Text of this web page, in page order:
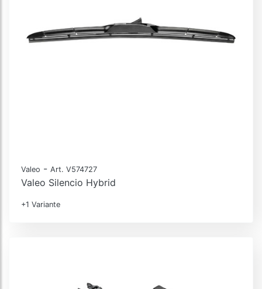
Valeo - Art. V574727
Valeo Silencio Hybrid
+1 Variante